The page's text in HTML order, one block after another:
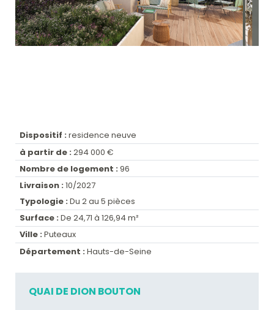
Dispositif : residence neuve
à partir de : 294 000 €
Nombre de logement : 96
Livraison : 10/2027
Typologie : Du 2 au 5 pièces
Surface : De 24,71 à 126,94 m²
Ville : Puteaux
Département : Hauts-de-Seine
QUAI DE DION BOUTON